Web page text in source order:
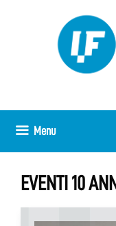
Menu
EVENTI 10 ANNI